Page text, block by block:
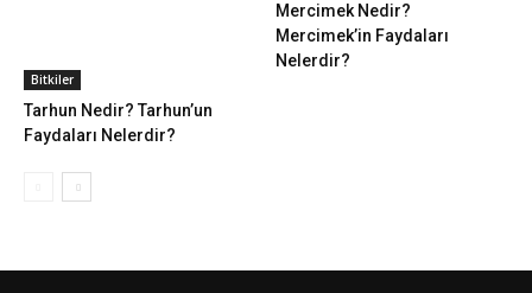
Bitkiler
Tarhun Nedir? Tarhun’un
Faydaları Nelerdir?
Mercimek Nedir?
Mercimek’in Faydaları
Nelerdir?